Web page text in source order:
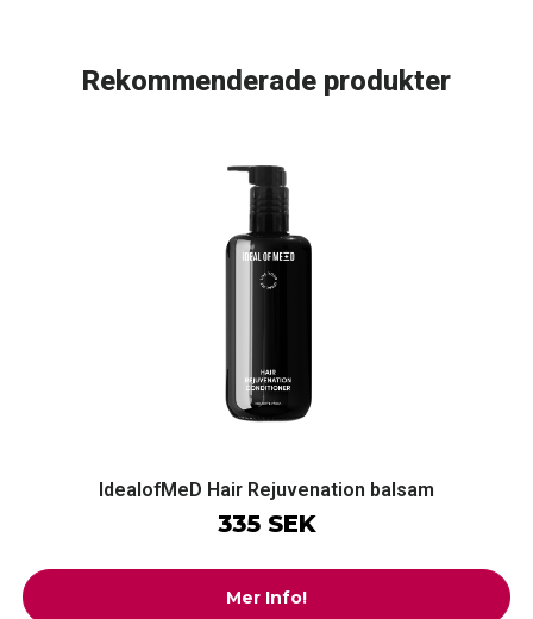
Rekommenderade produkter
IdealofMeD Hair Rejuvenation balsam
335 SEK
Mer Info!